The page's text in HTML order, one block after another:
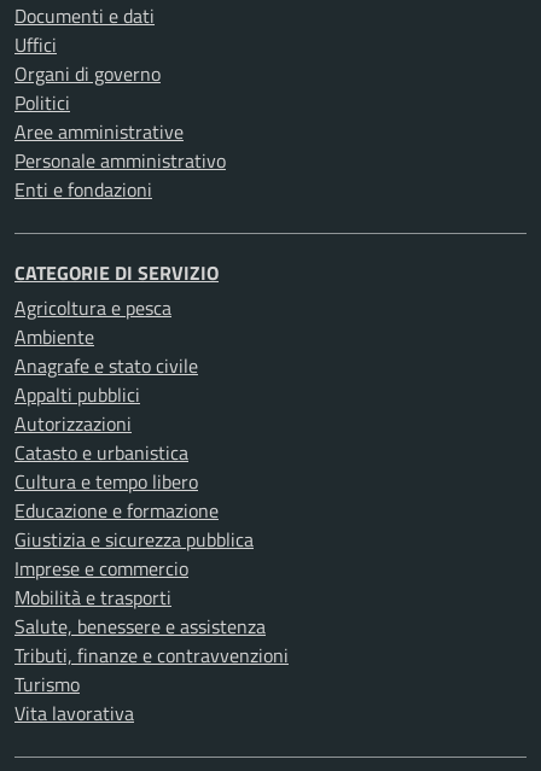
Documenti e dati
Uffici
Organi di governo
Politici
Aree amministrative
Personale amministrativo
Enti e fondazioni
CATEGORIE DI SERVIZIO
Agricoltura e pesca
Ambiente
Anagrafe e stato civile
Appalti pubblici
Autorizzazioni
Catasto e urbanistica
Cultura e tempo libero
Educazione e formazione
Giustizia e sicurezza pubblica
Imprese e commercio
Mobilità e trasporti
Salute, benessere e assistenza
Tributi, finanze e contravvenzioni
Turismo
Vita lavorativa